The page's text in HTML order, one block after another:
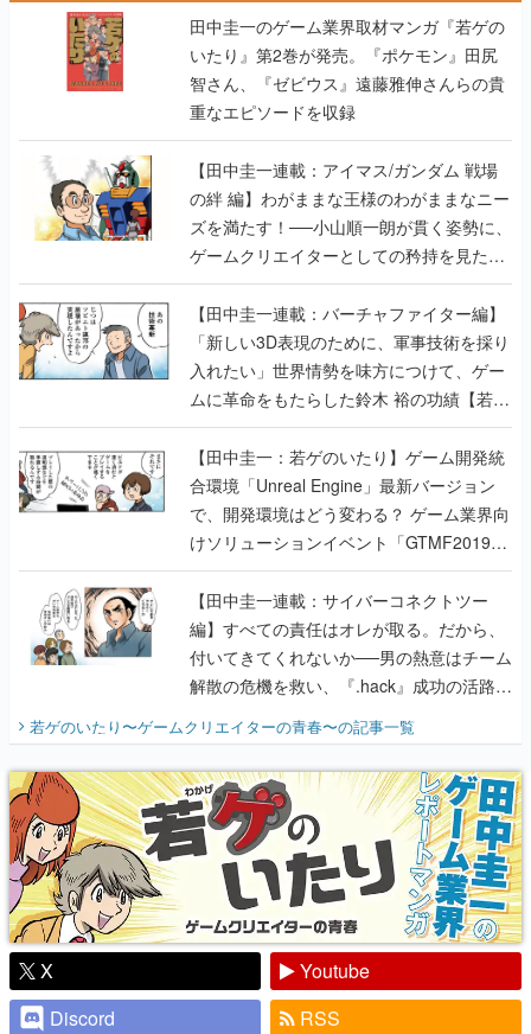
田中圭一のゲーム業界取材マンガ『若ゲの
いたり』第2巻が発売。『ポケモン』田尻
智さん、『ゼビウス』遠藤雅伸さんらの貴
重なエピソードを収録
【田中圭一連載：アイマス/ガンダム 戦場
の絆 編】わがままな王様のわがままなニー
ズを満たす！──小山順一朗が貫く姿勢に、
ゲームクリエイターとしての矜持を見た
【若ゲのいたり最終回】
【田中圭一連載：バーチャファイター編】
「新しい3D表現のために、軍事技術を採り
入れたい」世界情勢を味方につけて、ゲー
ムに革命をもたらした鈴木 裕の功績【若ゲ
のいたり】
【田中圭一：若ゲのいたり】ゲーム開発統
合環境「Unreal Engine」最新バージョン
で、開発環境はどう変わる？ ゲーム業界向
けソリューションイベント「GTMF2019」
に行って、より理解を深めよう【PR】
【田中圭一連載：サイバーコネクトツー
編】すべての責任はオレが取る。だから、
付いてきてくれないか──男の熱意はチーム
解散の危機を救い、『.hack』成功の活路を
開く。業界の快男児・松山 洋に流れる血は
『少年ジャンプ』色だった【若ゲのいた
り】
若ゲのいたり〜ゲームクリエイターの青春〜の記事一覧
X
Youtube
Discord
RSS